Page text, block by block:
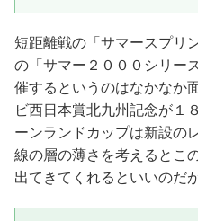
短距離戦の「サマースプリ
の「サマー２０００シリー
催するというのはなかなか
ビ西日本賞北九州記念が１
ーンランドカップは新設の
線の層の薄さを考えるとこ
出てきてくれるといいのだ